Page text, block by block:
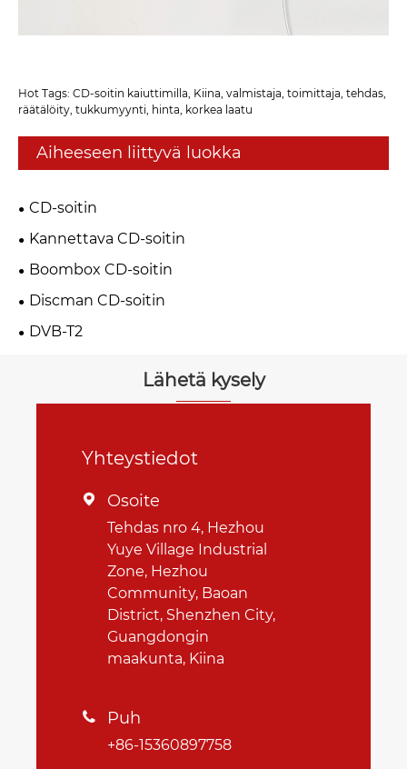
Hot Tags: CD-soitin kaiuttimilla, Kiina, valmistaja, toimittaja, tehdas,
räätälöity, tukkumyynti, hinta, korkea laatu
Aiheeseen liittyvä luokka
CD-soitin
Kannettava CD-soitin
Boombox CD-soitin
Discman CD-soitin
DVB-T2
Lähetä kysely
Yhteystiedot
 Osoite
Tehdas nro 4, Hezhou
Yuye Village Industrial
Zone, Hezhou
Community, Baoan
District, Shenzhen City,
Guangdongin
maakunta, Kiina
 Puh
+86-15360897758